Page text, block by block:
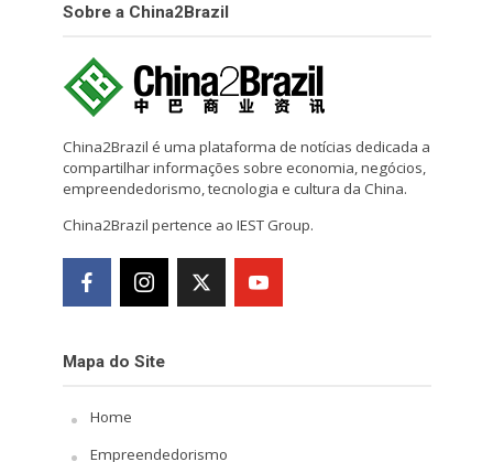
Sobre a China2Brazil
China2Brazil é uma plataforma de notícias dedicada a
compartilhar informações sobre economia, negócios,
empreendedorismo, tecnologia e cultura da China.
China2Brazil pertence ao IEST Group.
Mapa do Site
Home
Empreendedorismo